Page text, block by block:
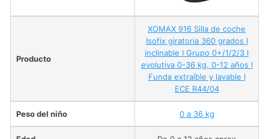
Producto
XOMAX 916 Silla de coche
Isofix giratoria 360 grados I
inclinable I Grupo 0+/1/2/3 I
evolutiva 0-36 kg, 0-12 años I
Funda extraíble y lavable I
ECE R44/04
Peso del niño 0 a 36 kg